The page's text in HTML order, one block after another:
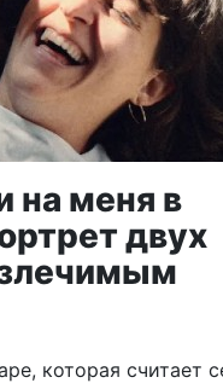
на меня в
двух
которая считает